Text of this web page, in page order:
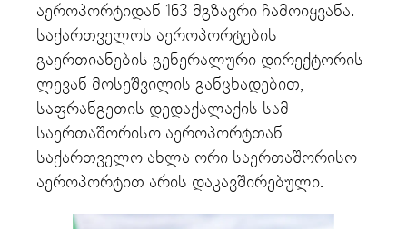
აეროპორტიდან 163 მგზავრი ჩამოიყვანა.
საქართველოს აეროპორტების
გაერთიანების გენერალური დირექტორის
ლევან მოსეშვილის განცხადებით,
საფრანგეთის დედაქალაქის სამ
საერთაშორისო აეროპორტთან
საქართველო ახლა ორი საერთაშორისო
აეროპორტით არის დაკავშირებული.